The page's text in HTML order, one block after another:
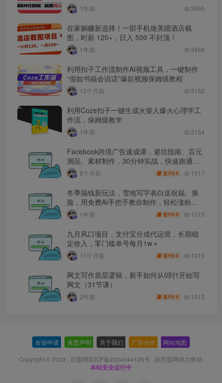
1年前 3565
在家躺赚新选择！一部手机做美团酒店截
图，时薪 120+，日入 500 不封顶！
1年前 3468
利用扣子工作流制作AI视频工具，一键制作
“假如书籍会说话”爆款视频保姆级教程
12个月前 3162
利用Coze扣子一键生成火柴人爆火心理学工
作流，保姆级教学
1年前 3154
Facebook跨境广告速成课，避坑指南、百元
测品、素材制作，30分钟实战，快速跑通首
单出单8个月前 盟币9.9 1017
冬季搞钱新玩法，雪地写字表白送祝福、换
脸，用免费AI手把手教你制作，轻松涨粉
3.5w，接单到手软
1年前 盟币9.9 1015
九月风口项目，支付宝分成代运营，长期稳
定收入，零门槛单号每月1w＋
11个月前 盟币9.9 1015
网文写作底层逻辑，新手如何从0到1开始写
网文（31节课）
2年前 盟币9.9 1013
友链申请 免责声明 关于我们 广告合作 网站地图
Copyright © 2023 · 百盟网琼ICP备2024044128号 · 由百盟网强力驱动.
本站安全运行中